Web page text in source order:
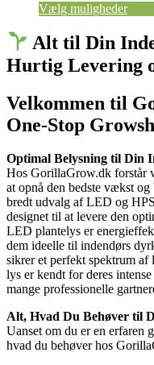
Vælg muligheder
Alt til Din
Hurtig Levering
Velkommen til
One-Stop
Optimal Belysning til Din
Hos GorillaGrow.dk forstår
at opnå den bedste vækst
bredt udvalg af LED og
designet til at levere den
LED plantelys er
dem ideelle til indendørs
sikrer et perfekt spektrum
lys er kendt for deres
mange professionelle
Alt, Hvad Du Behøver til
Uanset om du er en erfaren
hvad du behøver hos